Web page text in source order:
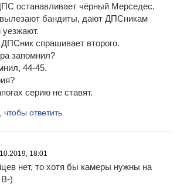
останавливает чёрный Мерседес.
бандиты, дают ДПСникам
спрашивает второго.
запомнил?
44-45.
серию не ставят.
чтобы ответить
18:01
нет, то хотя бы камеры нужны на
)